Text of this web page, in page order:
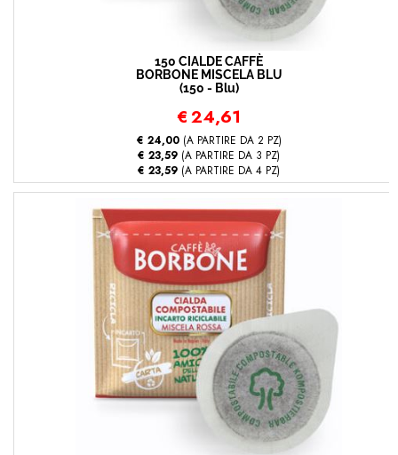
150 CIALDE CAFFÈ
BORBONE MISCELA BLU
(150 - Blu)
€24,61
€ 24,00(A PARTIRE DA 2 PZ)
€ 23,59 (A PARTIRE DA 3 PZ)
€ 23,59 (A PARTIRE DA 4 PZ)